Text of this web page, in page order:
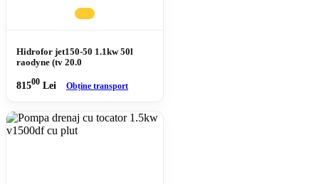
Hidrofor jet150-50 1.1kw 50l
raodyne (tv 20.0
81500 Lei Obține transport